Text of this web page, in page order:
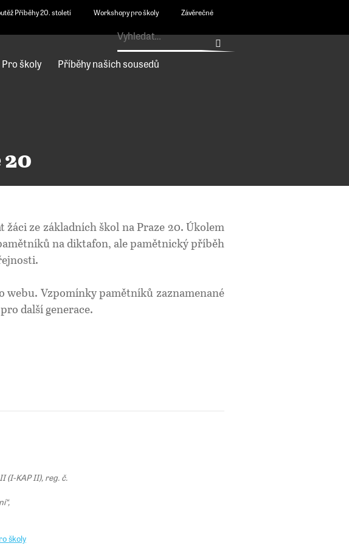
Příběhy 20. století Workshopy pro školy
Závěrečné
Pro školy Příběhy našich sousedů
20
ze základních škol na Praze 20. Úkolem
na diktafon, ale pamětnický příběh
Vzpomínky pamětníků zaznamenané
další generace.
(I-KAP II), reg. č.
školy